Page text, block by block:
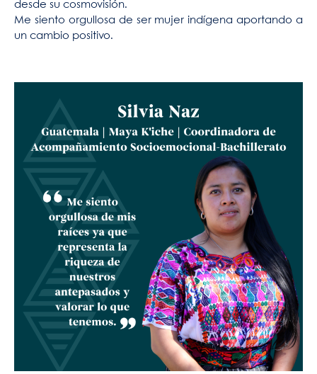
desde su cosmovisión.
Me siento orgullosa de ser mujer indígena aportando a
un cambio positivo.